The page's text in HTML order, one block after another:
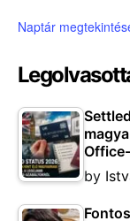
Naptár
by